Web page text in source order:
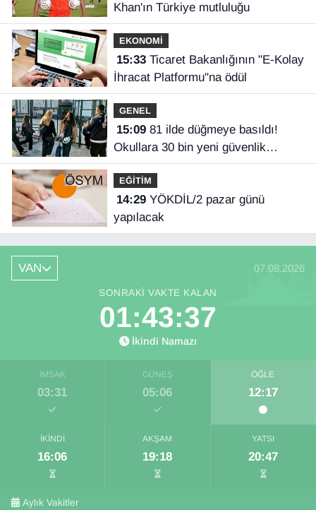
Khan'ın Türkiye mutluluğu
EKONOMİ
15:33Ticaret Bakanlığının "E-Kolay
İhracat Platformu"na ödül
GENEL
15:0981 ilde düğmeye basıldı!
Okullara 30 bin yeni güvenlik
görevlisi
EĞİTİM
14:29YÖKDİL/2 pazar günü
yapılacak
VAN 07.08.2026
SONRAKI VAKTE KALAN
01:43:36
İkindi Namazı
İMSAK
03:31
GÜNEŞ
05:06
ÖĞLE
12:17
İKINDI
16:06
AKŞAM
19:18
YATSI
20:47
Aylık Vakitler